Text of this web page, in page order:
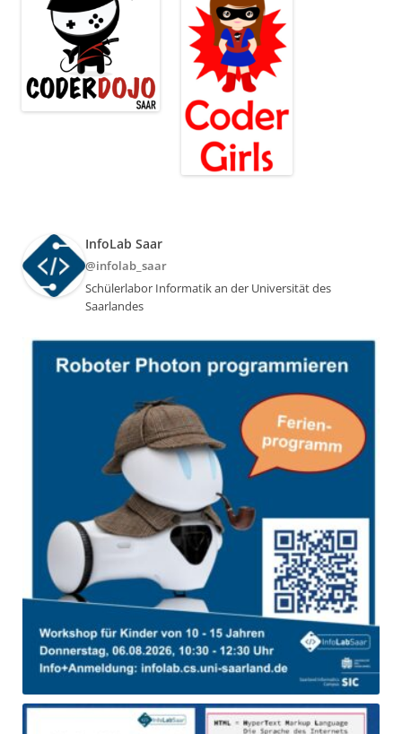
InfoLab Saar
@infolab_saar
Schülerlabor Informatik an der Universität des
Saarlandes